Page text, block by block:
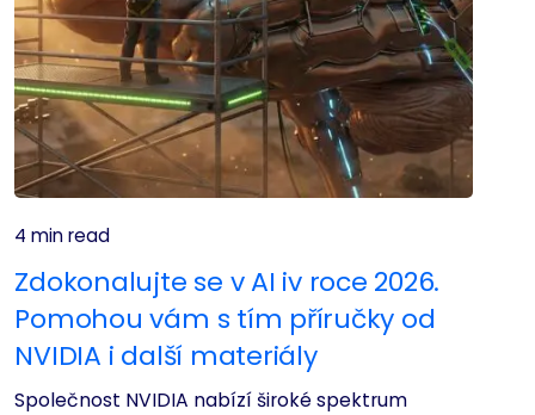
4 min read
Zdokonalujte se v AI iv roce 2026.
Pomohou vám s tím příručky od
NVIDIA i další materiály
Společnost NVIDIA nabízí široké spektrum